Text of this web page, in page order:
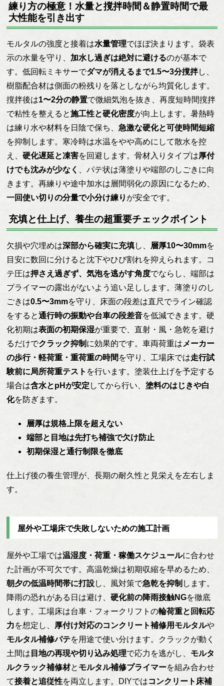
練り方の極意！水量と撹拌時間＆静置時間で最
大性能を引き出す
モルタルの強度と接着は水量管理でほぼ決まります。袋表
示の水量を守り、 加水し過ぎは絶対に避けるのが基本で
す。低回転ミキサーでダマが消えるまで1.5〜3分撹拌し、
樹脂配合材は側面の粉残りを落としながら均質化します。
撹拌後は1〜2分の静置で微細気泡を抜き、再度短時間撹拌
で粘性を整えると施工性と硬化密度が向上します。暑熱時
は練り水や材料を日陰で保ち、急激な硬化と可使時間短縮
を抑制します。寒冷時は水温をやや高めにして散水を控
え、硬化遅延と凍害を回避します。骨材入りタイプは厚付
けでも沈みが少なく
、パテ状は薄塗りや端部のしごきに向
きます。再練りや途中加水は層間弱化の原因になるため、
一回使い切りの分量で小分け練り が安全です。
充填と仕上げ、養生の超重要チェックポイント
欠損や穴埋めは深部から確実に充填し、 層厚10〜30mmを
目安に数回に分けると沈下やひび割れを抑えられます。コ
テ圧は押さえ過ぎず、気泡を逃がす角度でならし、端部は
プライマーの露出がないよう追い足しします。薄塗りのし
ごきは0.5〜3mmを守り、床面の段差は直尺でライン確認
をすると通行時の振動や台車の段差音を低減できます。硬
化初期は表面の初期保湿が重要で、直射・風・急乾を避け
るだけでクラック抑制 に効果的です。車両荷重は メーカー
の歩行・軽荷重・重荷重の時間 を守り、工場床では走行試
験前に局所荷重テスト を行います。塗装仕上げを予定する
場合は含水とpHが安定 してから行い、塗料のはじきや白
化を防ぎます。
層厚は規格上限を超えない
端部と目地は先打ち補強で欠け防止
初期保湿と通行制限を徹底
仕上げ後の養生管理が、長期の耐久性と見栄えを左右しま
す。
屋外や工場床で失敗しないための施工計画
屋外や工場では温湿度・荷重・稼働スケジュールに合わせ
た計画が不可欠です。高温乾燥は初期収縮を早めるため、
朝夕の低温時間帯に打設し、風対策で急乾を抑制 します。
降雨の恐れがある日は避け、硬化前の降雨接触NGを徹底
します。工場床は台車・フォークリフトの輪荷重と回転応
力を想定し、 厚付け対応のコンクリート補修用モルタルや
モルタル補修パテを用途で使い分けます。クラックが動く
土間は 目地の再現や切り込み処理で応力を逃がし、 モルタ
ルクラック補修材と モルタル補修プライマーを組み合わせ
て接着と追従性を両立します。DIYではコンクリート床補